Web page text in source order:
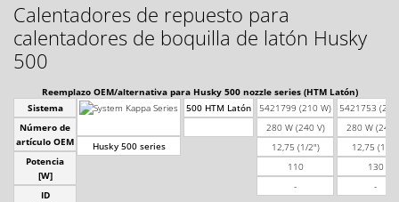
Calentadores de repuesto para
calentadores de boquilla de latón Husky
500
Reemplazo OEM/alternativa para Husky 500 nozzle series (HTM Latón)
Sistema
Número de
artículo OEM
Potencia
[W]
ID
Husky 500 series
500 HTM Latón
5421799 (210 W)
280 W (240 V)
12,75 (1/2")
110
-
5421753 (220
280 W (240
12,75 (1/2")
130
-